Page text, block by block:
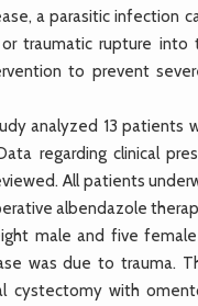
a parasitic infection
traumatic rupture
to prevent
analyzed 13
regarding clinical
All patients
albendazole
male and five
was due to trauma.
cystectomy with